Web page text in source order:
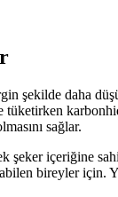
şekilde daha
sağlar.
şeker içeriğine
bireyler için.